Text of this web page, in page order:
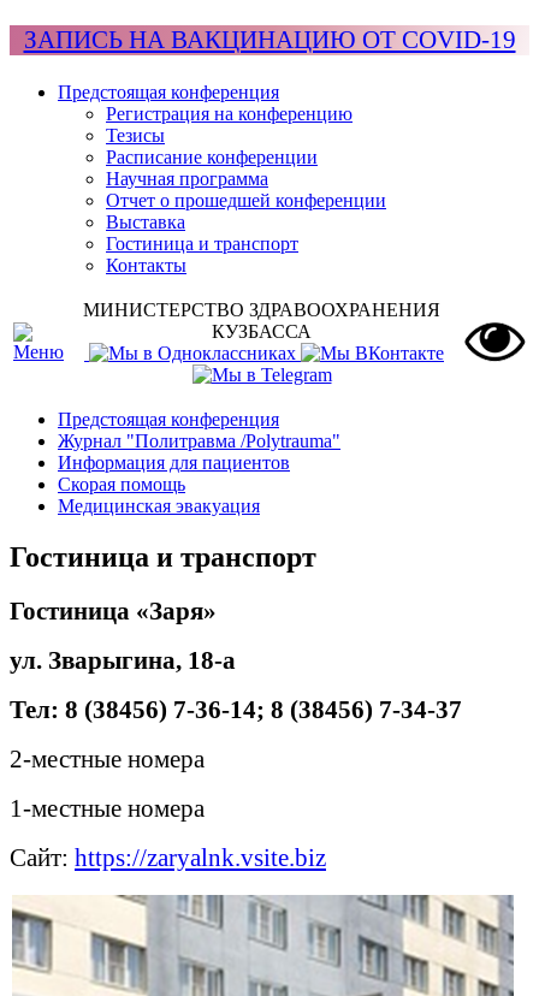
ЗАПИСЬ НА ВАКЦИНАЦИЮ ОТ COVID-19
Предстоящая конференция
Регистрация на конференцию
Тезисы
Расписание конференции
Научная программа
Отчет о прошедшей конференции
Выставка
Гостиница и транспорт
Контакты
МИНИСТЕРСТВО ЗДРАВООХРАНЕНИЯ
КУЗБАССА
Предстоящая конференция
Журнал "Политравма /Polytrauma"
Информация для пациентов
Скорая помощь
Медицинская эвакуация
Гостиница и транспорт
Гостиница «Заря»
ул. Зварыгина, 18-а
Тел: 8 (38456) 7-36-14; 8 (38456) 7-34-37
2-местные номера
1-местные номера
Сайт: https://zaryalnk.vsite.biz